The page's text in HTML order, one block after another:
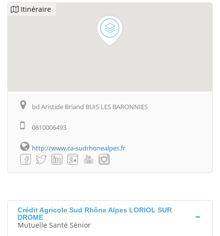
Itinéraire
bd Aristide Briand BUIS LES BARONNIES
0810006493
http://www.ca-sudrhonealpes.fr
Crédit Agricole Sud Rhône Alpes LORIOL SUR
DROME
Mutuelle Santé Sénior